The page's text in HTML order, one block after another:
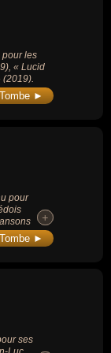
pour les
« Lucid
(2019).
Tombe ►
pour
» 1986)
+
+
Tombe ►
ses